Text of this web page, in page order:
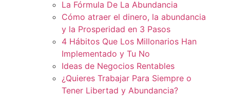
La Fórmula De La Abundancia
Cómo atraer el dinero, la abundancia
y la Prosperidad en 3 Pasos
4 Hábitos Que Los Millonarios Han
Implementado y Tu No
Ideas de Negocios Rentables
¿Quieres Trabajar Para Siempre o
Tener Libertad y Abundancia?